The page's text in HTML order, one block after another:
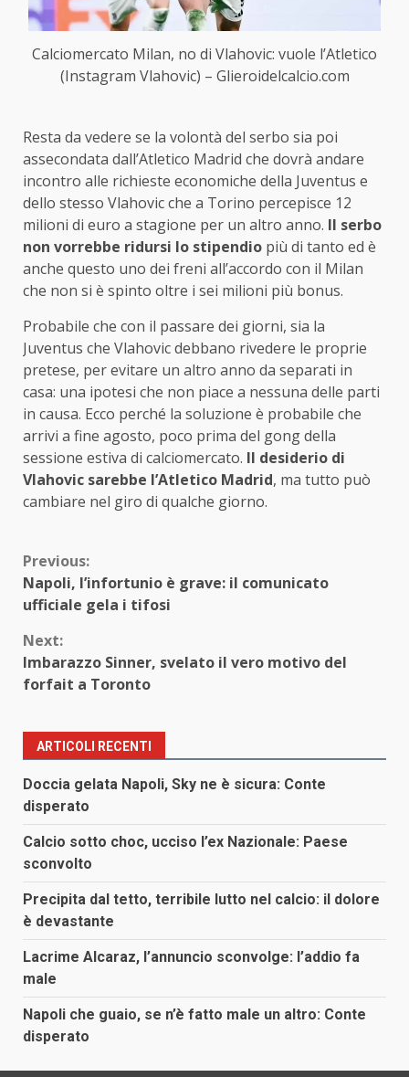
Calciomercato Milan, no di Vlahovic: vuole l’Atletico
(Instagram Vlahovic) – Glieroidelcalcio.com
Resta da vedere se la volontà del serbo sia poi
assecondata dall’Atletico Madrid che dovrà andare
incontro alle richieste economiche della Juventus e
dello stesso Vlahovic che a Torino percepisce 12
milioni di euro a stagione per un altro anno. Il serbo
non vorrebbe ridursi lo stipendio più di tanto ed è
anche questo uno dei freni all’accordo con il Milan
che non si è spinto oltre i sei milioni più bonus.
Probabile che con il passare dei giorni, sia la
Juventus che Vlahovic debbano rivedere le proprie
pretese, per evitare un altro anno da separati in
casa: una ipotesi che non piace a nessuna delle parti
in causa. Ecco perché la soluzione è probabile che
arrivi a fine agosto, poco prima del gong della
sessione estiva di calciomercato. Il desiderio di
Vlahovic sarebbe l’Atletico Madrid, ma tutto può
cambiare nel giro di qualche giorno.
Continue
Reading
Previous:
Napoli, l’infortunio è grave: il comunicato
ufficiale gela i tifosi
Next:
Imbarazzo Sinner, svelato il vero motivo del
forfait a Toronto
ARTICOLI RECENTI
Doccia gelata Napoli, Sky ne è sicura: Conte
disperato
Calcio sotto choc, ucciso l’ex Nazionale: Paese
sconvolto
Precipita dal tetto, terribile lutto nel calcio: il dolore
è devastante
Lacrime Alcaraz, l’annuncio sconvolge: l’addio fa
male
Napoli che guaio, se n’è fatto male un altro: Conte
disperato